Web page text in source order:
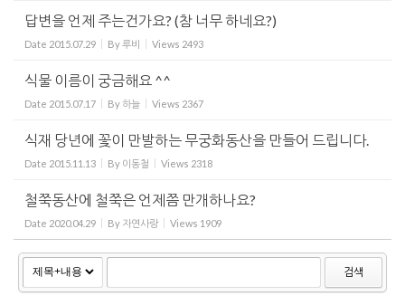
답변을 언제 주는건가요? (참 너무 하네요?)
Date 2015.07.29 By루비 Views 2493
식물 이름이 궁금해요 ^^
Date 2015.07.17 By하늘 Views 2367
식재 당년에 꽃이 만발하는 무궁화동산을 만들어 드립니다.
Date 2015.11.13 By 이동철 Views 2318
철쭉동산에 철쭉은 언제쯤 만개하나요?
Date 2020.04.29 By 자연사랑 Views 1909
검색